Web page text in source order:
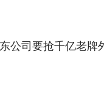
公司要抢千亿老牌